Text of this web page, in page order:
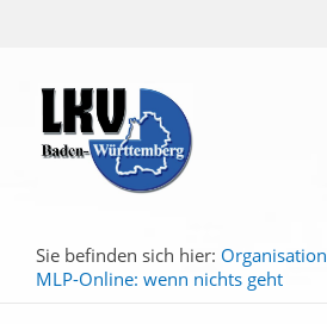
Sie befinden sich hier: Organisation
MLP-Online: wenn nichts geht